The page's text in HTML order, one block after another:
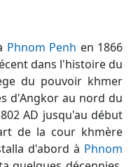
Phnom Penh en 1866
dans l'histoire du
du pouvoir khmer
d'Angkor au nord du
AD jusqu'au début
de la cour khmère
d'abord à Phnom